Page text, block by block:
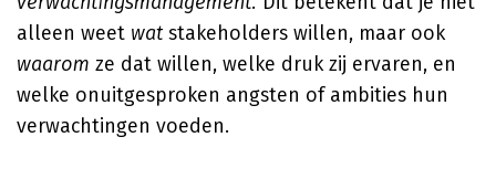
alleen weet watstakeholders willen, maar ook
waarom ze dat willen, welke druk zij ervaren, en
welke onuitgesproken angsten of ambities hun
verwachtingen voeden.